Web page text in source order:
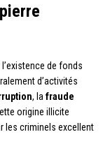
de fonds
d’activités
, la fraude
origine illicite
les criminels excellent